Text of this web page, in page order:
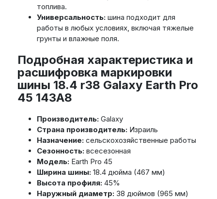
топлива.
Универсальность:шина подходит для
работы в любых условиях, включая тяжелые
грунты и влажные поля.
Подробная характеристика и
расшифровка маркировки
шины 18.4 r38 Galaxy Earth Pro
45 143A8
Производитель:Galaxy
Страна производитель:Израиль
Назначение:сельскохозяйственные работы
Сезонность:всесезонная
Модель:Earth Pro 45
Ширина шины:18.4 дюйма (467 мм)
Высота профиля:45%
Наружный диаметр:38 дюймов (965 мм)